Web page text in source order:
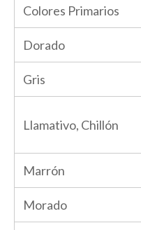
Colores Primarios
Dorado
Gris
Llamativo, Chillón
Marrón
Morado